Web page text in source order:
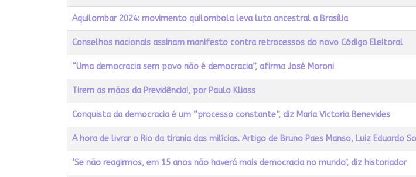
Aquilombar 2024: movimento quilombola leva luta ancestral a Brasília
Conselhos nacionais assinam manifesto contra retrocessos do novo Código Eleitoral
“Uma democracia sem povo não é democracia”, afirma José Moroni
Tirem as mãos da Previdência!, por Paulo Kliass
Conquista da democracia é um “processo constante”, diz Maria Victoria Benevides
A hora de livrar o Rio da tirania das milícias. Artigo de Bruno Paes Manso, Luiz Eduardo
‘Se não reagirmos, em 15 anos não haverá mais democracia no mundo’, diz historiador